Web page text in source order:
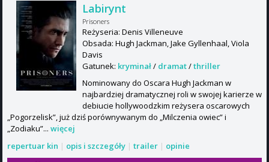
Labirynt
Prisoners
Reżyseria: Denis Villeneuve
Obsada: Hugh Jackman, Jake Gyllenhaal, Viola
Davis
Gatunek: kryminał/ dramat/thriller
Nominowany do Oscara Hugh Jackman w
najbardziej dramatycznej roli w swojej karierze w
debiucie hollywoodzkim reżysera oscarowych
„Pogorzelisk”, już dziś porównywanym do „Milczenia owiec” i
„Zodiaku”... więcej
repertuar kin | opis i szczegóły | trailer | opinie